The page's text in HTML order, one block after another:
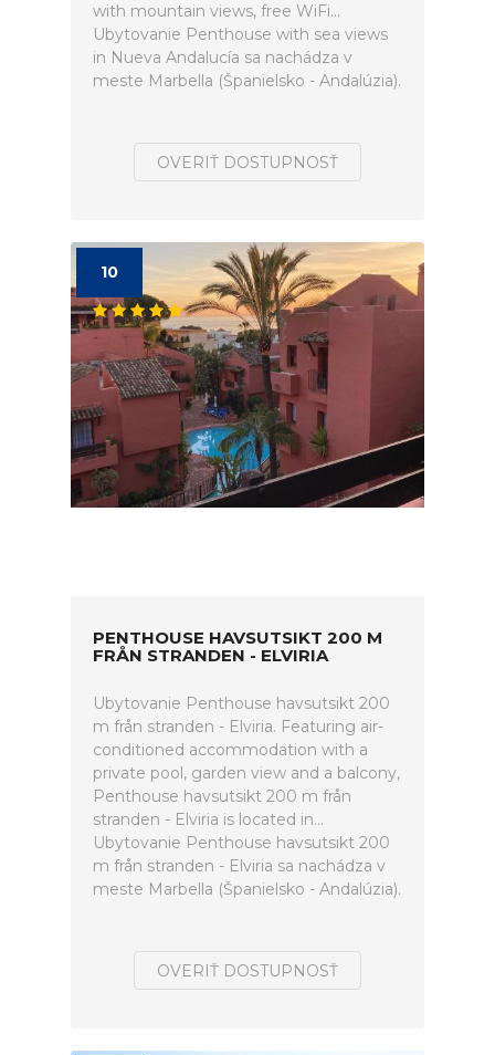
with mountain views, free WiFi...
Ubytovanie Penthouse with sea views
in Nueva Andalucía sa nachádza v
meste Marbella (Španielsko - Andalúzia).
OVERIŤ DOSTUPNOSŤ
10
PENTHOUSE HAVSUTSIKT 200 M
FRÅN STRANDEN - ELVIRIA
Ubytovanie Penthouse havsutsikt 200
m från stranden - Elviria. Featuring air-
conditioned accommodation with a
private pool, garden view and a balcony,
Penthouse havsutsikt 200 m från
stranden - Elviria is located in...
Ubytovanie Penthouse havsutsikt 200
m från stranden - Elviria sa nachádza v
meste Marbella (Španielsko - Andalúzia).
OVERIŤ DOSTUPNOSŤ